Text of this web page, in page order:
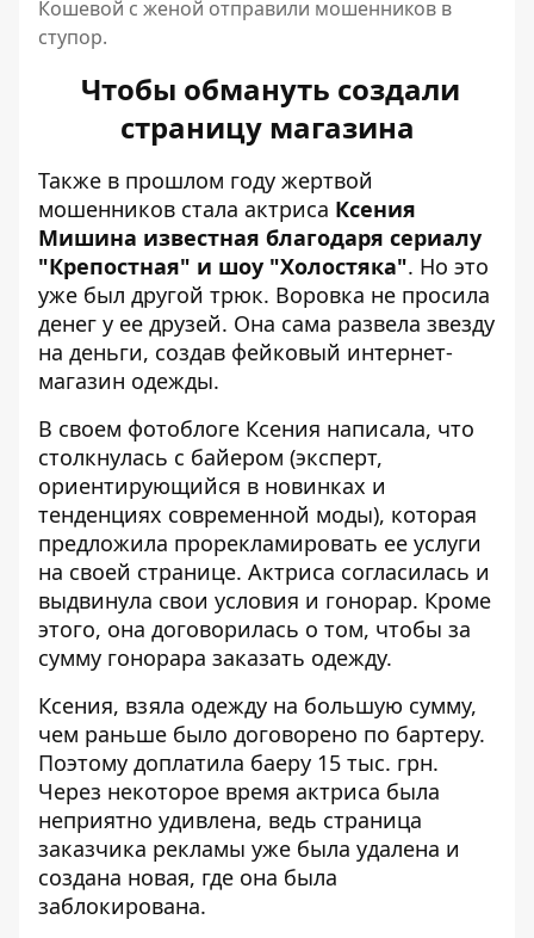
Кошевой с женой отправили мошенников в
ступор.
Чтобы обмануть создали
страницу магазина
Также в прошлом году жертвой
мошенников стала актриса Ксения
Мишина известная благодаря сериалу
"Крепостная" и шоу "Холостяка". Но это
уже был другой трюк. Воровка не просила
денег у ее друзей. Она сама развела звезду
на деньги, создав фейковый интернет-
магазин одежды.
В своем фотоблоге Ксения написала, что
столкнулась с байером (эксперт,
ориентирующийся в новинках и
тенденциях современной моды), которая
предложила прорекламировать ее услуги
на своей странице. Актриса согласилась и
выдвинула свои условия и гонорар. Кроме
этого, она договорилась о том, чтобы за
сумму гонорара заказать одежду.
Ксения, взяла одежду на большую сумму,
чем раньше было договорено по бартеру.
Поэтому доплатила баеру 15 тыс. грн.
Через некоторое время актриса была
неприятно удивлена, ведь страница
заказчика рекламы уже была удалена и
создана новая, где она была
заблокирована.